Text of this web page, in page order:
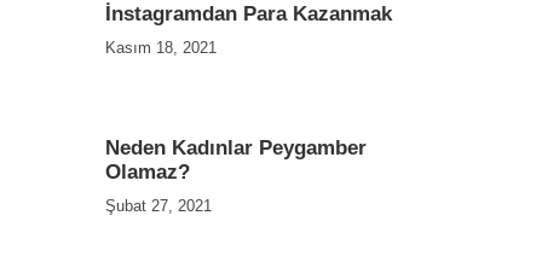
İnstagramdan Para Kazanmak
Kasım 18, 2021
Neden Kadınlar Peygamber
Olamaz?
Şubat 27, 2021